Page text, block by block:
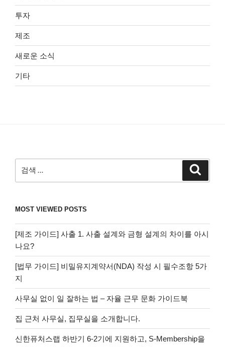
투자
제조
새로운 소식
기타
색:
MOST VIEWED POSTS
[제조 가이드] 사출 1. 사출 설계와 금형 설계의 차이를 아시
나요?
[법무 가이드] 비밀유지계약서(NDA) 작성 시 필수조항 5가
지
사무실 없이 일 잘하는 법 – 자율 근무 문화 가이드북
집 근처 사무실, 집무실을 소개합니다.
신한퓨처스랩 하반기 6-2기에 지원하고, S-Membership을